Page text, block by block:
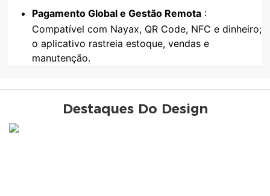
Pagamento Global e Gestão Remota:
Compatível com Nayax, QR Code, NFC e dinheiro;
o aplicativo rastreia estoque, vendas e
manutenção.
Destaques Do Design